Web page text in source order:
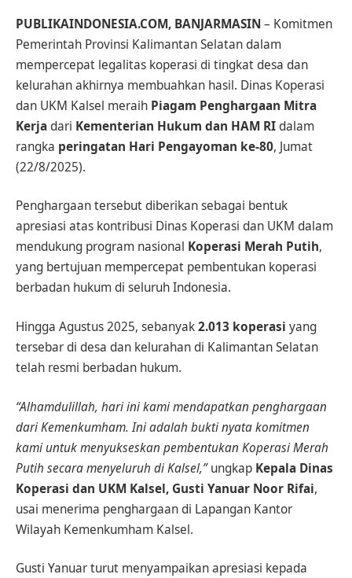
PUBLIKAINDONESIA.COM, BANJARMASIN – Komitmen
Pemerintah Provinsi Kalimantan Selatan dalam
mempercepat legalitas koperasi di tingkat desa dan
kelurahan akhirnya membuahkan hasil. Dinas Koperasi
dan UKM Kalsel meraih Piagam Penghargaan Mitra
Kerjadari Kementerian Hukum dan HAM RIdalam
rangka peringatan Hari Pengayoman ke-80, Jumat
(22/8/2025).
Penghargaan tersebut diberikan sebagai bentuk
apresiasi atas kontribusi Dinas Koperasi dan UKM dalam
mendukung program nasional Koperasi Merah Putih,
yang bertujuan mempercepat pembentukan koperasi
berbadan hukum di seluruh Indonesia.
Hingga Agustus 2025, sebanyak2.013 koperasi yang
tersebar di desa dan kelurahan di Kalimantan Selatan
telah resmi berbadan hukum.
“Alhamdulillah, hari ini kami mendapatkan penghargaan
dari Kemenkumham. Ini adalah bukti nyata komitmen
kami untuk menyukseskan pembentukan Koperasi Merah
Putih secara menyeluruh di Kalsel,”ungkap Kepala Dinas
Koperasi dan UKM Kalsel, Gusti Yanuar Noor Rifai,
usai menerima penghargaan di Lapangan Kantor
Wilayah Kemenkumham Kalsel.
Gusti Yanuar turut menyampaikan apresiasi kepada